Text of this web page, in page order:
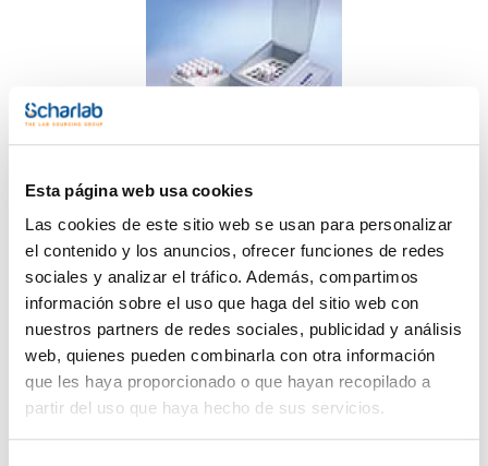
Esta página web usa cookies
Las cookies de este sitio web se usan para personalizar
el contenido y los anuncios, ofrecer funciones de redes
sociales y analizar el tráfico. Además, compartimos
información sobre el uso que haga del sitio web con
nuestros partners de redes sociales, publicidad y análisis
web, quienes pueden combinarla con otra información
que les haya proporcionado o que hayan recopilado a
partir del uso que haya hecho de sus servicios.
Sistemas DQO